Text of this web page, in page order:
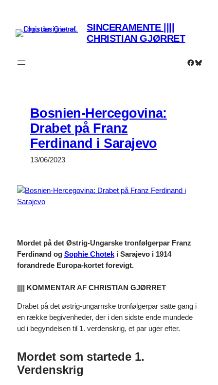
indhold
SINCERAMENTE ||||
CHRISTIAN GJØRRET
Bosnien-Hercegovina:
Drabet på Franz
Ferdinand i Sarajevo
13/06/2023
Mordet på det Østrig-Ungarske tronfølgerpar Franz
Ferdinand og Sophie Choteki Sarajevo i 1914
forandrede Europa-kortet forevigt.
|||| KOMMENTAR AF CHRISTIAN GJØRRET
Drabet på det østrig-ungarnske tronfølgerpar satte gang i
en række begivenheder, der i den sidste ende mundede
ud i begyndelsen til 1. verdenskrig, et par uger efter.
Mordet som startede 1.
Verdenskrig